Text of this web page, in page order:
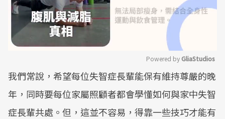
Mute
Powered by GliaStudios
我們常說，希望每位失智症長輩能保有維持尊嚴的晚
年，同時要每位家屬照顧者都會學懂如何與家中失智
症長輩共處。但，這並不容易，得靠一些技巧才能有